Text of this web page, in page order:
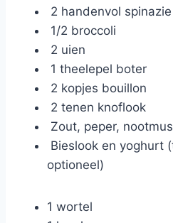
2 handenvol spinazie
1/2 broccoli
2 uien
1 theelepel boter
2 kopjes bouillon
2 tenen knoflook
Zout, peper,
Bieslook en yoghurt
optioneel)
1 wortel